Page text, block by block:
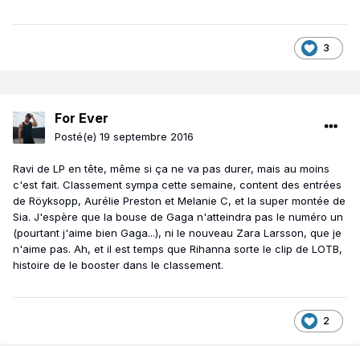
3
For Ever
Posté(e) 19 septembre 2016
Ravi de LP en tête, même si ça ne va pas durer, mais au moins
c'est fait. Classement sympa cette semaine, content des entrées
de Röyksopp, Aurélie Preston et Melanie C, et la super montée de
Sia. J'espère que la bouse de Gaga n'atteindra pas le numéro un
(pourtant j'aime bien Gaga...), ni le nouveau Zara Larsson, que je
n'aime pas. Ah, et il est temps que Rihanna sorte le clip de LOTB,
histoire de le booster dans le classement.
2